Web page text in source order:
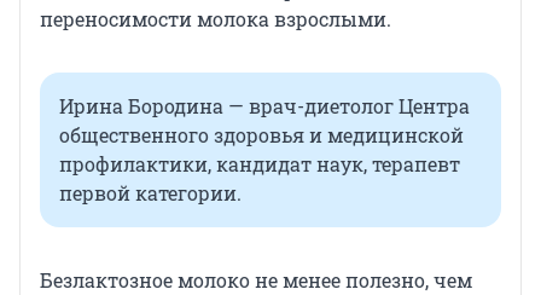
переносимости молока взрослыми.
Ирина Бородина — врач-диетолог Центра
общественного здоровья и медицинской
профилактики, кандидат наук, терапевт
первой категории.
Безлактозное молоко не менее полезно, чем